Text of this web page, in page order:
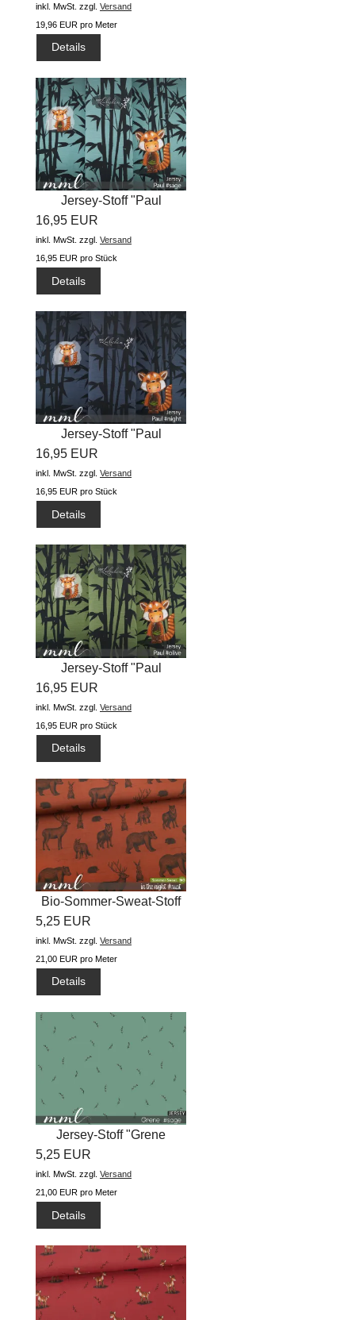
inkl. MwSt. zzgl. Versand
19,96 EUR pro Meter
Details
Jersey-Stoff "Paul
#sage"...
16,95 EUR
inkl. MwSt. zzgl. Versand
16,95 EUR pro Stück
Details
Jersey-Stoff "Paul
#night"...
16,95 EUR
inkl. MwSt. zzgl. Versand
16,95 EUR pro Stück
Details
Jersey-Stoff "Paul
#olive"...
16,95 EUR
inkl. MwSt. zzgl. Versand
16,95 EUR pro Stück
Details
Bio-Sommer-Sweat-Stoff
"in the...
5,25 EUR
inkl. MwSt. zzgl. Versand
21,00 EUR pro Meter
Details
Jersey-Stoff "Grene
#sage"...
5,25 EUR
inkl. MwSt. zzgl. Versand
21,00 EUR pro Meter
Details